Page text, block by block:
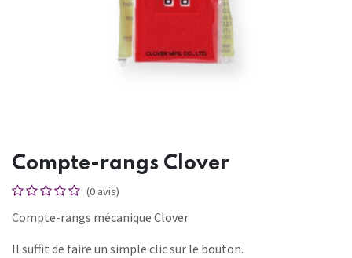
Compte-rangs Clover
(0 avis)
Compte-rangs mécanique Clover
Il suffit de faire un simple clic sur le bouton.